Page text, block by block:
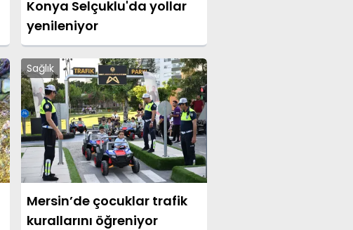
Konya Selçuklu'da yollar
yenileniyor
Sağlık
Mersin’de çocuklar trafik
kurallarını öğreniyor